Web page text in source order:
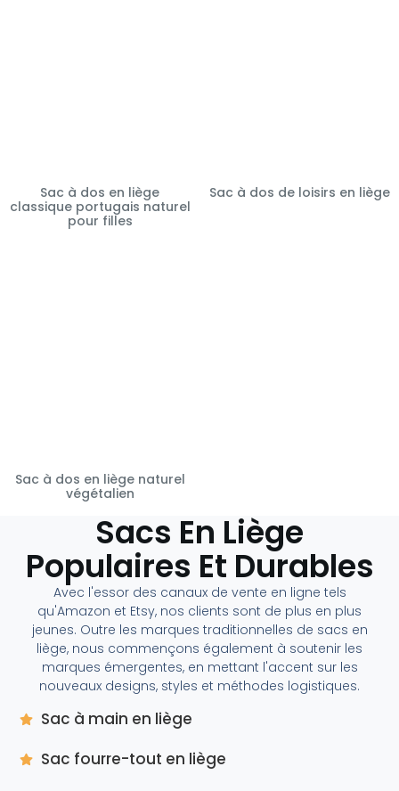
Sac à dos en liège
classique portugais naturel
pour filles
Sac à dos de loisirs en liège
Sac à dos en liège naturel
végétalien
Sacs En Liège
Populaires Et Durables
Avec l'essor des canaux de vente en ligne tels
qu'Amazon et Etsy, nos clients sont de plus en plus
jeunes. Outre les marques traditionnelles de sacs en
liège, nous commençons également à soutenir les
marques émergentes, en mettant l'accent sur les
nouveaux designs, styles et méthodes logistiques.
Sac à main en liège
Sac fourre-tout en liège